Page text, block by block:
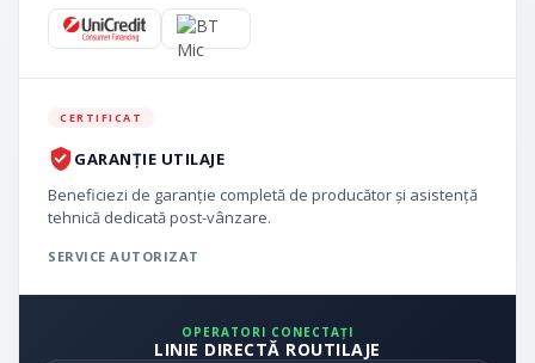
CERTIFICAT
GARANȚIE UTILAJE
Beneficiezi de garanție completă de producător și asistență
tehnică dedicată post-vânzare.
SERVICE AUTORIZAT
OPERATORI CONECTAȚI
LINIE DIRECTĂ ROUTILAJE